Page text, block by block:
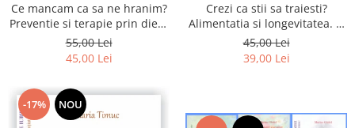
Ce mancam ca sa ne hranim?
Preventie si terapie prin dieta
in bolile cardiovasculare si in
diabetul zaharat
55,00 Lei
45,00 Lei
Crezi ca stii sa traiesti?
Alimentatia si longevitatea. O
noua abordare holistica
45,00 Lei
39,00 Lei
-17% NOU